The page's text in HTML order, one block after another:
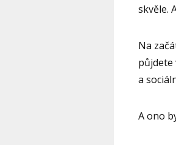
skvěle.
Na
půjdete
a
A ono